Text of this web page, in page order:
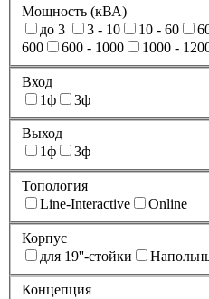
Мощность (кВА)
до 3
3 - 10 10 - 60
600
600 - 1000 1000 -
Вход
1ф
3ф
Выход
1ф
3ф
Топология
Line-Interactive
Online
Корпус
для 19''-стойки
Концепция